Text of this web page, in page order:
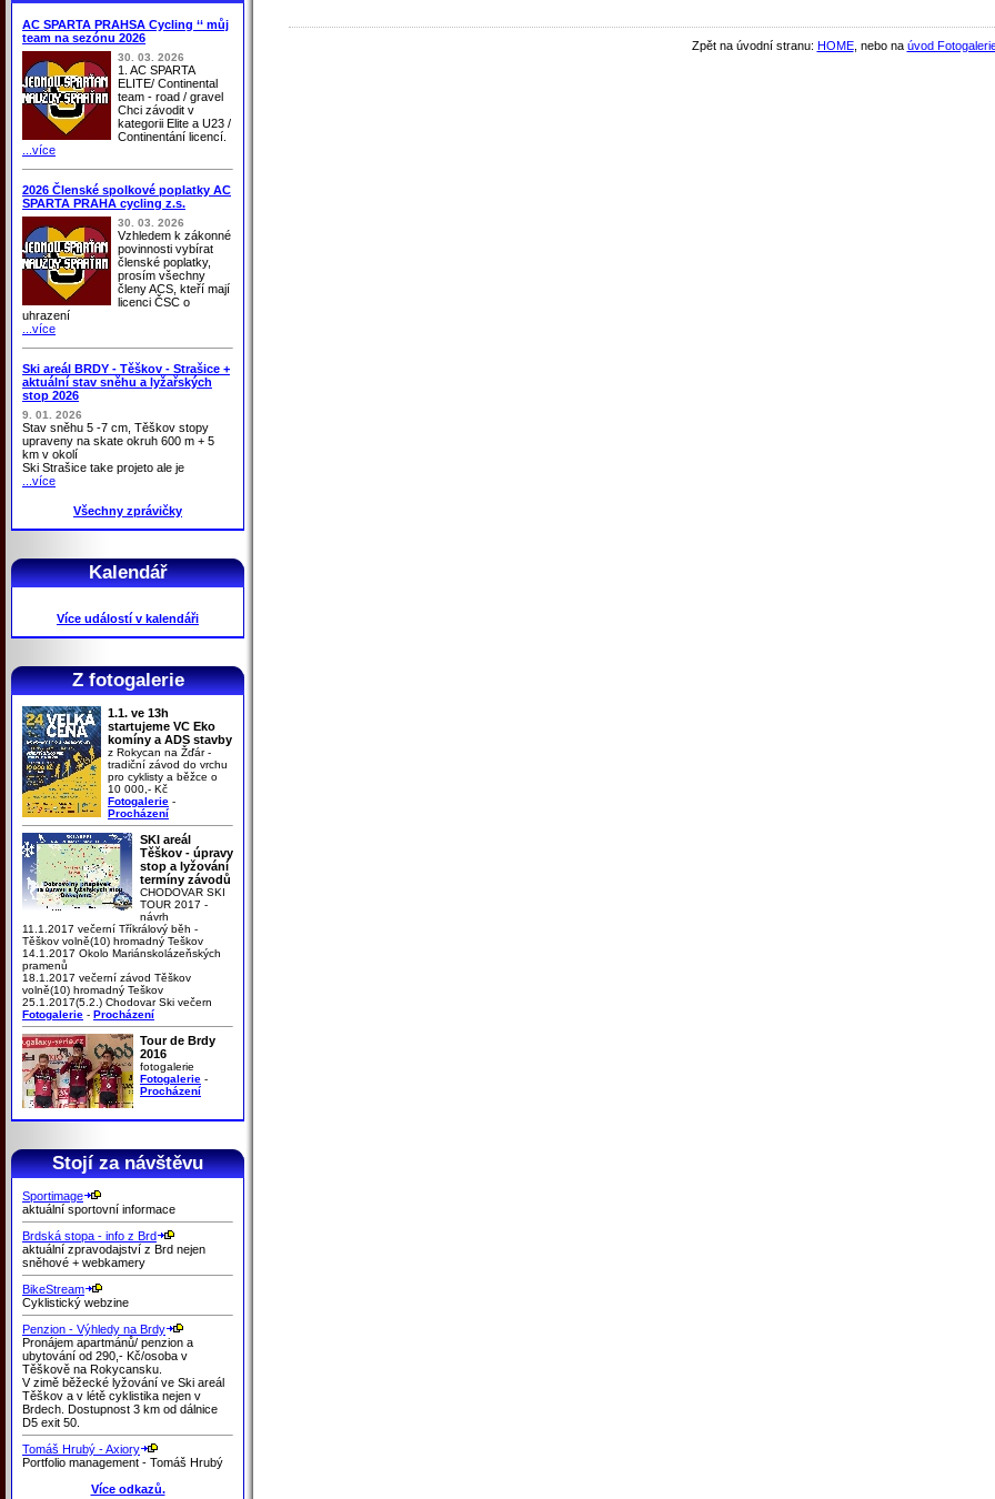
AC SPARTA PRAHSA Cycling ‘‘ můj
team na sezónu 2026
30. 03. 2026
1. AC SPARTA
ELITE/ Continental
team - road / gravel
Chci závodit v
kategorii Elite a U23 /
Continentání licencí.
...více
2026 Členské spolkové poplatky AC
SPARTA PRAHA cycling z.s.
30. 03. 2026
Vzhledem k zákonné
povinnosti vybírat
členské poplatky,
prosím všechny
členy ACS, kteří mají
licenci ČSC o
uhrazení
...více
Ski areál BRDY - Těškov - Strašice +
aktuální stav sněhu a lyžařských
stop 2026
9. 01. 2026
Stav sněhu 5 -7 cm, Těškov stopy
upraveny na skate okruh 600 m + 5
km v okolí
Ski Strašice take projeto ale je
...více
Všechny zprávičky
Kalendář
Více událostí v kalendáři
Z fotogalerie
1.1. ve 13h
startujeme VC Eko
komíny a ADS stavby
z Rokycan na Žďár -
tradiční závod do vrchu
pro cyklisty a běžce o
10 000,- Kč
Fotogalerie -
Procházení
SKI areál
Těškov - úpravy
stop a lyžování
termíny závodů
CHODOVAR SKI
TOUR 2017 -
návrh
11.1.2017 večerní Tříkrálový běh -
Těškov volně(10) hromadný Teškov
14.1.2017 Okolo Mariánskolázeňských
pramenů
18.1.2017 večerní závod Těškov
volně(10) hromadný Teškov
25.1.2017(5.2.) Chodovar Ski večern
Fotogalerie - Procházení
Tour de Brdy
2016
fotogalerie
Fotogalerie -
Procházení
Stojí za návštěvu
Sportimage
aktuální sportovní informace
Brdská stopa - info z Brd
aktuální zpravodajství z Brd nejen
sněhové + webkamery
BikeStream
Cyklistický webzine
Penzion - Výhledy na Brdy
Pronájem apartmánů/ penzion a
ubytování od 290,- Kč/osoba v
Těškově na Rokycansku.
V zimě běžecké lyžování ve Ski areál
Těškov a v létě cyklistika nejen v
Brdech. Dostupnost 3 km od dálnice
D5 exit 50.
Tomáš Hrubý - Axiory
Portfolio management - Tomáš Hrubý
Více odkazů.
Zpět na úvodní stranu: HOME, nebo na úvod